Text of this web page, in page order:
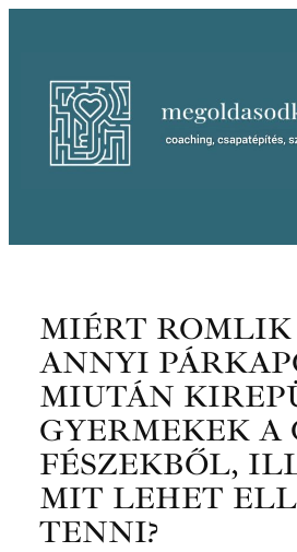
tartalomhoz
MIÉRT ROMLIK
ANNYI
MIUTÁN
GYERMEKEK A
FÉSZEKBŐL,
MIT LEHET
TENNI?